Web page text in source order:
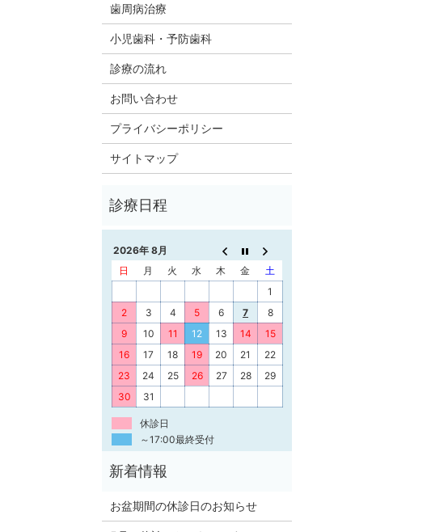
歯周病治療
小児歯科・予防歯科
診療の流れ
お問い合わせ
プライバシーポリシー
サイトマップ
2026年 8月
日
月 火 水 木 金
土
1
2
3 4 5 6 7
8
9
10 11 12 13 14
15
16
17 18 19 20 21
22
23
24 25 26 27 28
29
30
31
休診日
～17:00最終受付
お盆期間の休診日のお知らせ